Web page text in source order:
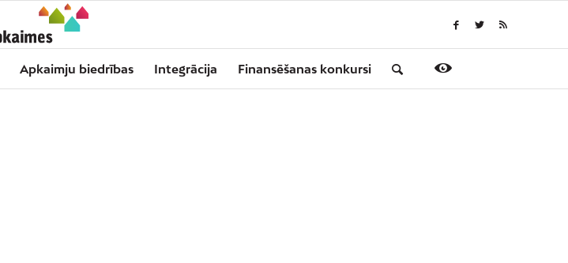
Apkaimju biedrības Integrācija Finansēšanas konkursi